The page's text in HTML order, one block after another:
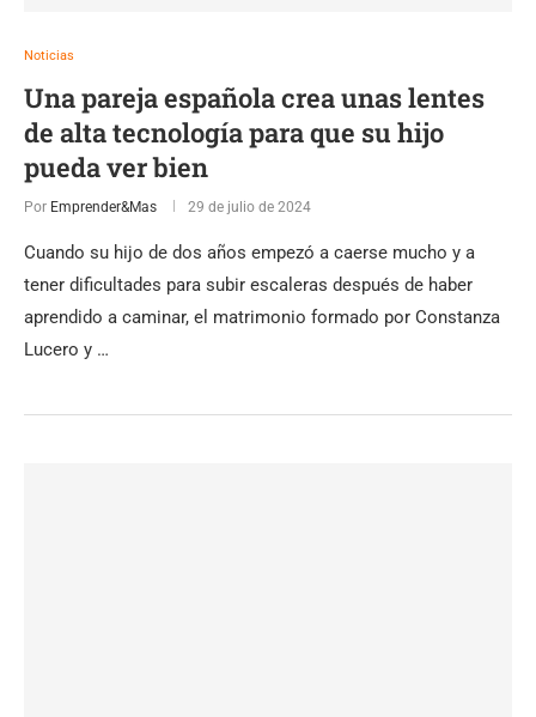
Noticias
Una pareja española crea unas lentes
de alta tecnología para que su hijo
pueda ver bien
Por Emprender&Mas 29 de julio de 2024
Cuando su hijo de dos años empezó a caerse mucho y a
tener dificultades para subir escaleras después de haber
aprendido a caminar, el matrimonio formado por Constanza
Lucero y …